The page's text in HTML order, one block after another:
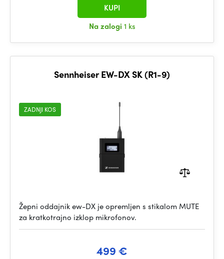
Na zalogi 1 ks
KUPI
Sennheiser EW-DX SK (R1-9)
ZADNJI KOS
Žepni oddajnik ew-DX je opremljen s stikalom MUTE
za kratkotrajno izklop mikrofonov.
499 €